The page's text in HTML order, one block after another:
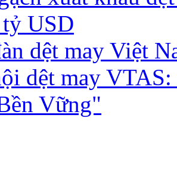
USD
dệt may Việt
dệt may
Vững"